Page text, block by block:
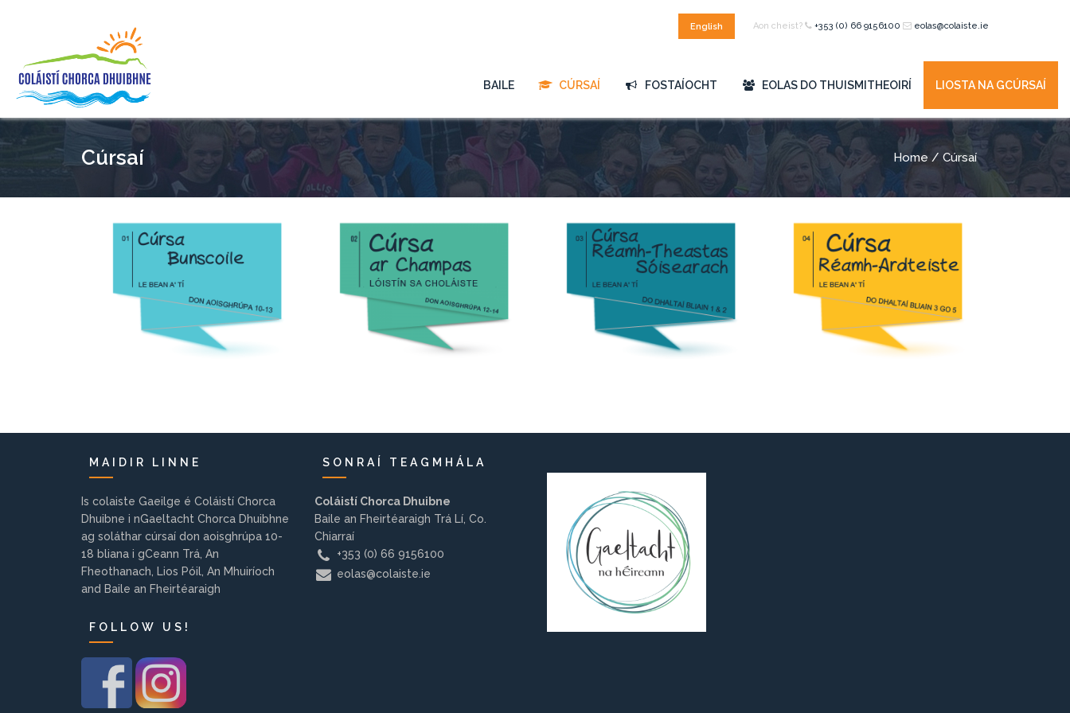
English Aon cheist? +353 (0) 66 9156100 eolas@colaiste.ie
BAILE CÚRSAÍ FOSTAÍOCHT EOLAS DO THUISMITHEOIRÍ LIOSTA NA GCÚRSAÍ
Cúrsaí Home / Cúrsaí
MAIDIR LINNE
Is colaiste Gaeilge é Coláistí Chorca
Dhuibne i nGaeltacht Chorca Dhuibhne
ag soláthar cúrsaí don aoisghrúpa 10-
18 bliana i gCeann Trá, An
Fheothanach, Lios Póil, An Mhuiríoch
and Baile an Fheirtéaraigh
FOLLOW US!
SONRAÍ TEAGMHÁLA
Coláistí Chorca Dhuibne
Baile an Fheirtéaraigh Trá Lí, Co.
Chiarraí
+353 (0) 66 9156100
eolas@colaiste.ie